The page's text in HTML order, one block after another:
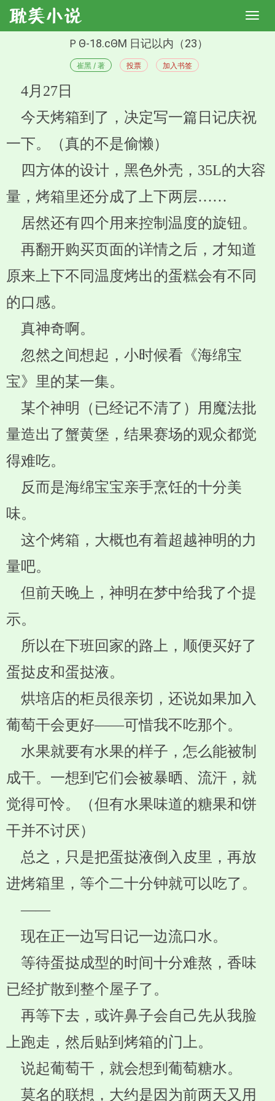
ＰΘ-18.cΘΜ 日记以内（23）
崔黑 / 著 投票 加入书签
4月27日
今天烤箱到了，决定写一篇日记庆祝
一下。（真的不是偷懒）
四方体的设计，黑色外壳，35L的大容
量，烤箱里还分成了上下两层……
居然还有四个用来控制温度的旋钮。
再翻开购买页面的详情之后，才知道
原来上下不同温度烤出的蛋糕会有不同
的口感。
真神奇啊。
忽然之间想起，小时候看《海绵宝
宝》里的某一集。
某个神明（已经记不清了）用魔法批
量造出了蟹黄堡，结果赛场的观众都觉
得难吃。
反而是海绵宝宝亲手烹饪的十分美
味。
这个烤箱，大概也有着超越神明的力
量吧。
但前天晚上，神明在梦中给我了个提
示。
所以在下班回家的路上，顺便买好了
蛋挞皮和蛋挞液。
烘培店的柜员很亲切，还说如果加入
葡萄干会更好——可惜我不吃那个。
水果就要有水果的样子，怎么能被制
成干。一想到它们会被暴晒、流汗，就
觉得可怜。（但有水果味道的糖果和饼
干并不讨厌）
总之，只是把蛋挞液倒入皮里，再放
进烤箱里，等个二十分钟就可以吃了。
——
现在正一边写日记一边流口水。
等待蛋挞成型的时间十分难熬，香味
已经扩散到整个屋子了。
再等下去，或许鼻子会自己先从我脸
上跑走，然后贴到烤箱的门上。
说起葡萄干，就会想到葡萄糖水。
莫名的联想，大约是因为前两天又用